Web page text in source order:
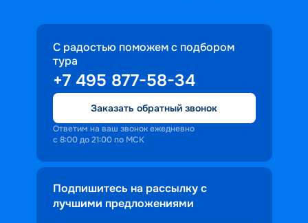
С радостью поможем с подбором
тура
+7 495 877-58-34
Заказать обратный звонок
Ответим на ваш звонок ежедневно
с 8:00 до 21:00 по МСК
Подпишитесь на рассылку с
лучшими предложениями